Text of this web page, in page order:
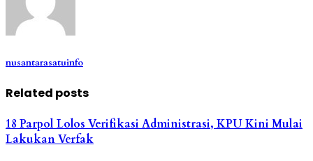
nusantarasatuinfo
Related posts
18 Parpol Lolos Verifikasi Administrasi, KPU Kini Mulai
Lakukan Verfak